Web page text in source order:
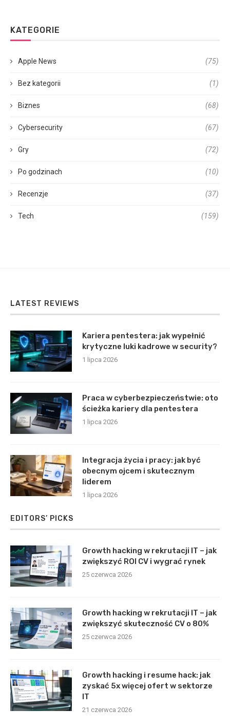
KATEGORIE
Apple News (75)
Bez kategorii (1)
Biznes (68)
Cybersecurity (67)
Gry (72)
Po godzinach (10)
Recenzje (37)
Tech (159)
LATEST REVIEWS
Kariera pentestera: jak wypełnić
krytyczne luki kadrowe w security?
1 lipca 2026
Praca w cyberbezpieczeństwie: oto
ścieżka kariery dla pentestera
1 lipca 2026
Integracja życia i pracy: jak być
obecnym ojcem i skutecznym
liderem
1 lipca 2026
EDITORS’ PICKS
Growth hacking w rekrutacji IT – jak
zwiększyć ROI CV i wygrać rynek
25 czerwca 2026
Growth hacking w rekrutacji IT – jak
zwiększyć skuteczność CV o 80%
25 czerwca 2026
Growth hacking i resume hack: jak
zyskać 5x więcej ofert w sektorze
IT
21 czerwca 2026